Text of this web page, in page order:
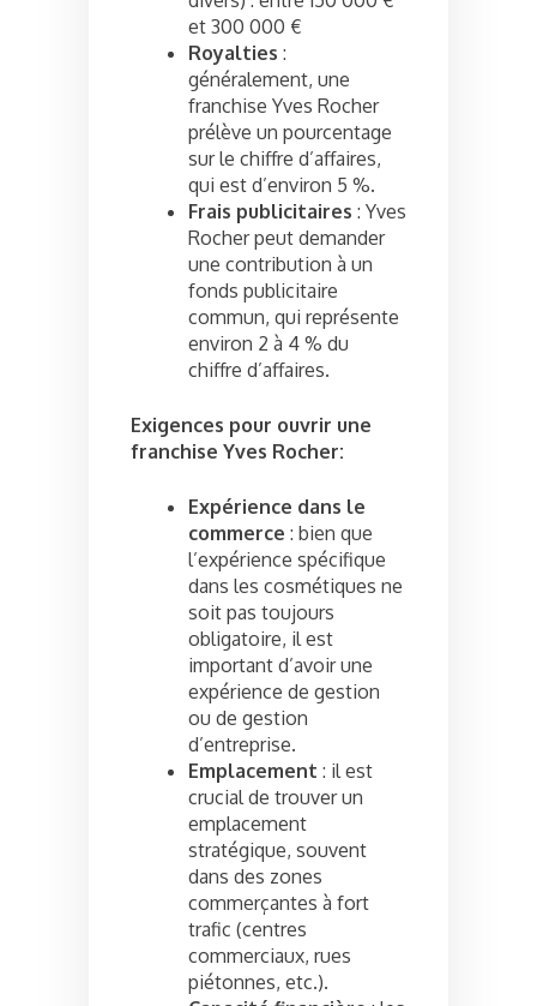
et 300 000 €
Royalties :
généralement, une
franchise Yves Rocher
prélève un pourcentage
sur le chiffre d’affaires,
qui est d’environ 5 %.
Frais publicitaires : Yves
Rocher peut demander
une contribution à un
fonds publicitaire
commun, qui représente
environ 2 à 4 % du
chiffre d’affaires.
Exigences pour ouvrir une
franchise Yves Rocher:
Expérience dans le
commerce : bien que
l’expérience spécifique
dans les cosmétiques ne
soit pas toujours
obligatoire, il est
important d’avoir une
expérience de gestion
ou de gestion
d’entreprise.
Emplacement : il est
crucial de trouver un
emplacement
stratégique, souvent
dans des zones
commerçantes à fort
trafic (centres
commerciaux, rues
piétonnes, etc.).